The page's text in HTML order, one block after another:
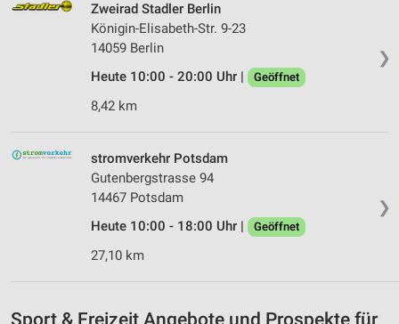
❯
Zweirad Stadler Berlin
Königin-Elisabeth-Str. 9-23
14059 Berlin
Heute 10:00 - 20:00 Uhr |
Geöffnet
8,42 km
❯
stromverkehr Potsdam
Gutenbergstrasse 94
14467 Potsdam
Heute 10:00 - 18:00 Uhr |
Geöffnet
27,10 km
Sport & Freizeit Angebote und Prospekte für
Messung der Performance von Inhalten
Analyse von Zielgruppen durch Statistiken oder
Kombinationen von Daten aus verschiedenen
Verwendung reduzierter Daten zur Auswahl von